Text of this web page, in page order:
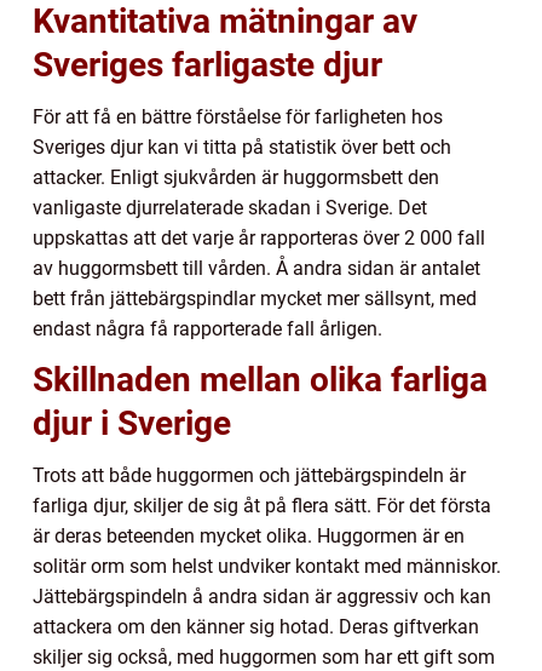
Kvantitativa mätningar av
Sveriges farligaste djur
För att få en bättre förståelse för farligheten hos
Sveriges djur kan vi titta på statistik över bett och
attacker. Enligt sjukvården är huggormsbett den
vanligaste djurrelaterade skadan i Sverige. Det
uppskattas att det varje år rapporteras över 2 000 fall
av huggormsbett till vården. Å andra sidan är antalet
bett från jättebärgspindlar mycket mer sällsynt, med
endast några få rapporterade fall årligen.
Skillnaden mellan olika farliga
djur i Sverige
Trots att både huggormen och jättebärgspindeln är
farliga djur, skiljer de sig åt på flera sätt. För det första
är deras beteenden mycket olika. Huggormen är en
solitär orm som helst undviker kontakt med människor.
Jättebärgspindeln å andra sidan är aggressiv och kan
attackera om den känner sig hotad. Deras giftverkan
skiljer sig också, med huggormen som har ett gift som